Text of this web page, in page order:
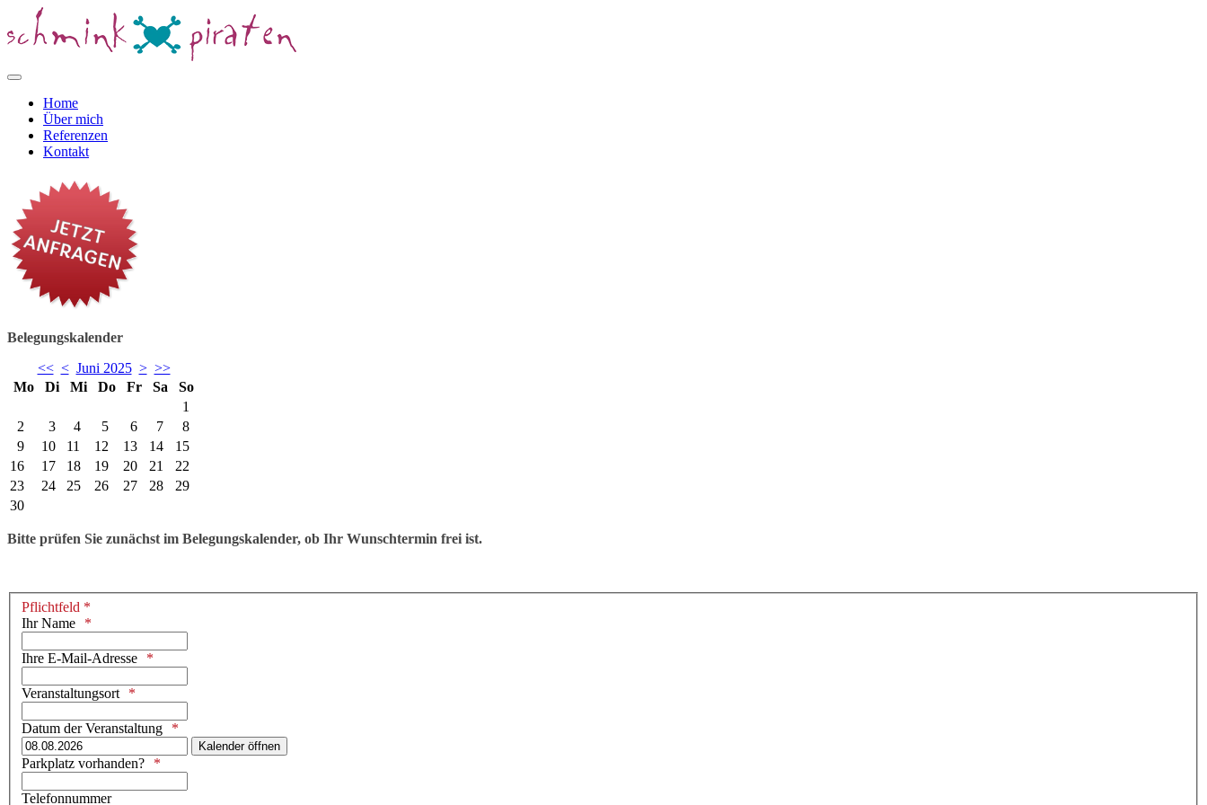
Home
Über mich
Referenzen
Kontakt
Belegungskalender
<< < Juni 2025 > >>
Mo
Di Mi Do Fr Sa
So
1
2
3 4 5 6 7
8
9
10 11 12 13 14
15
16
17 18 19 20 21
22
23
24 25 26 27 28
29
30
Bitte prüfen Sie zunächst im Belegungskalender, ob Ihr Wunschtermin frei ist.
Pflichtfeld *
Ihr Name
Ihre E-Mail-Adresse
Veranstaltungsort
Datum der Veranstaltung
Kalender öffnen
Parkplatz vorhanden?
Telefonnummer